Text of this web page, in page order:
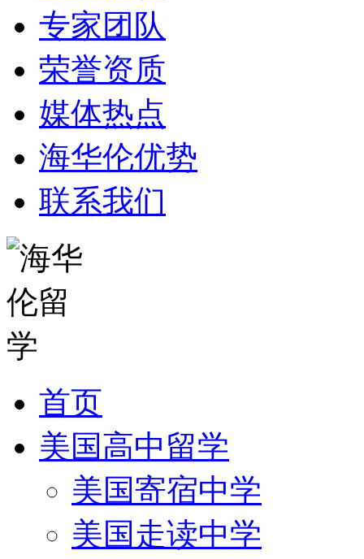
专家团队
荣誉资质
媒体热点
海华伦优势
联系我们
首页
美国高中留学
美国寄宿中学
美国走读中学